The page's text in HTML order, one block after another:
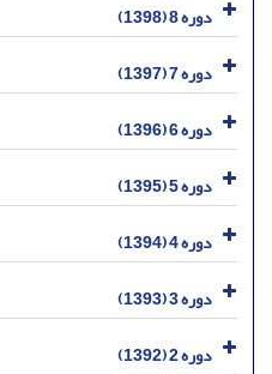
دوره 8 (1398)
دوره 7 (1397)
دوره 6 (1396)
دوره 5 (1395)
دوره 4 (1394)
دوره 3 (1393)
دوره 2 (1392)